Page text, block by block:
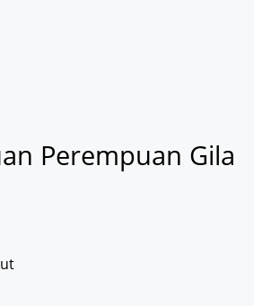
Perempuan Gila